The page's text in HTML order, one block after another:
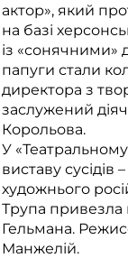
актор», який
на базі
із «сонячними»
папуги стали
директора з
заслужений
Корольова.
У
виставу сусідів
художнього
Трупа привезла
Гельмана.
Манжелій.